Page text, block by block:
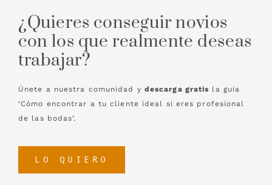
¿Quieres conseguir novios
con los que realmente deseas
trabajar?
Únete a nuestra comunidad y descarga gratis la guía
‘Cómo encontrar a tu cliente ideal si eres profesional
de las bodas’.
LO QUIERO